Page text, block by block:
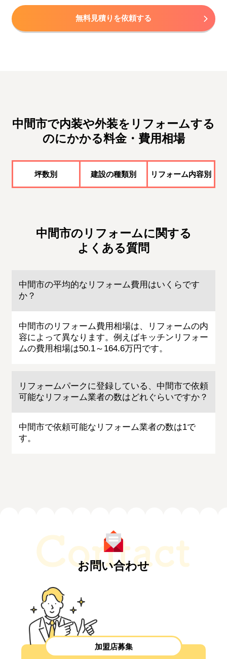
無料見積りを依頼する
中間市で内装や外装をリフォームする
のにかかる料金・費用相場
坪数別 建設の種類別 リフォーム内容別
中間市のリフォームに関する
よくある質問
中間市の平均的なリフォーム費用はいくらです
か？
中間市のリフォーム費用相場は、リフォームの内
容によって異なります。例えばキッチンリフォー
ムの費用相場は50.1～164.6万円です。
リフォームパークに登録している、中間市で依頼
可能なリフォーム業者の数はどれぐらいですか？
中間市で依頼可能なリフォーム業者の数は1で
す。
お問い合わせ
加盟店募集